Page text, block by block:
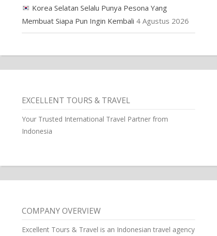
Korea Selatan Selalu Punya Pesona Yang
Membuat Siapa Pun Ingin Kembali 4 Agustus 2026
EXCELLENT TOURS & TRAVEL
Your Trusted International Travel Partner from
Indonesia
COMPANY OVERVIEW
Excellent Tours & Travel is an Indonesian travel agency